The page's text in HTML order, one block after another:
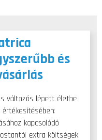
és
változás lépett életbe
kapcsolódó
extra költségek